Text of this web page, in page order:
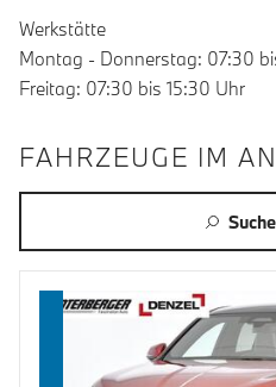
Werkstätte
Montag - Donnerstag: 07:30
Freitag: 07:30 bis 15:30 Uhr
FAHRZEUGE IM